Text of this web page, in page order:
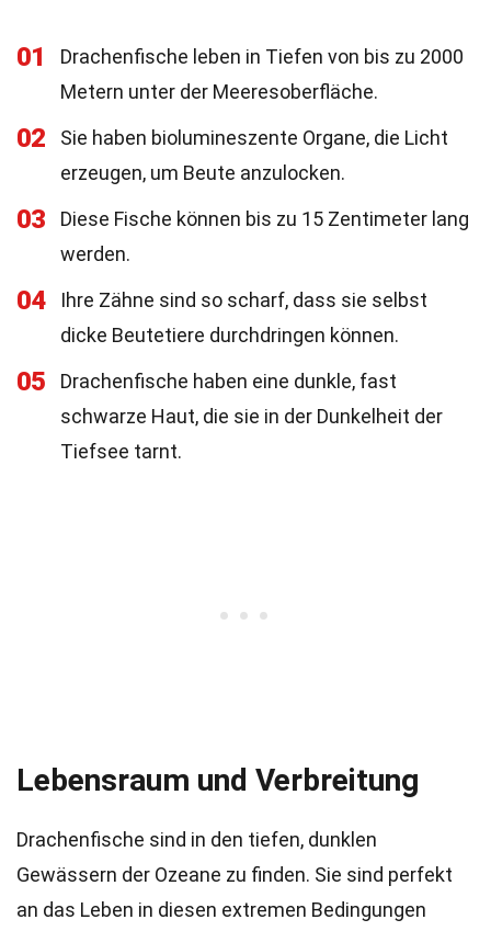
01
Drachenfische leben in Tiefen von bis zu 2000
Metern unter der Meeresoberfläche.
02
Sie haben biolumineszente Organe, die Licht
erzeugen, um Beute anzulocken.
03
Diese Fische können bis zu 15 Zentimeter lang
werden.
04
Ihre Zähne sind so scharf, dass sie selbst
dicke Beutetiere durchdringen können.
05
Drachenfische haben eine dunkle, fast
schwarze Haut, die sie in der Dunkelheit der
Tiefsee tarnt.
Lebensraum und Verbreitung
Drachenfische sind in den tiefen, dunklen
Gewässern der Ozeane zu finden. Sie sind perfekt
an das Leben in diesen extremen Bedingungen